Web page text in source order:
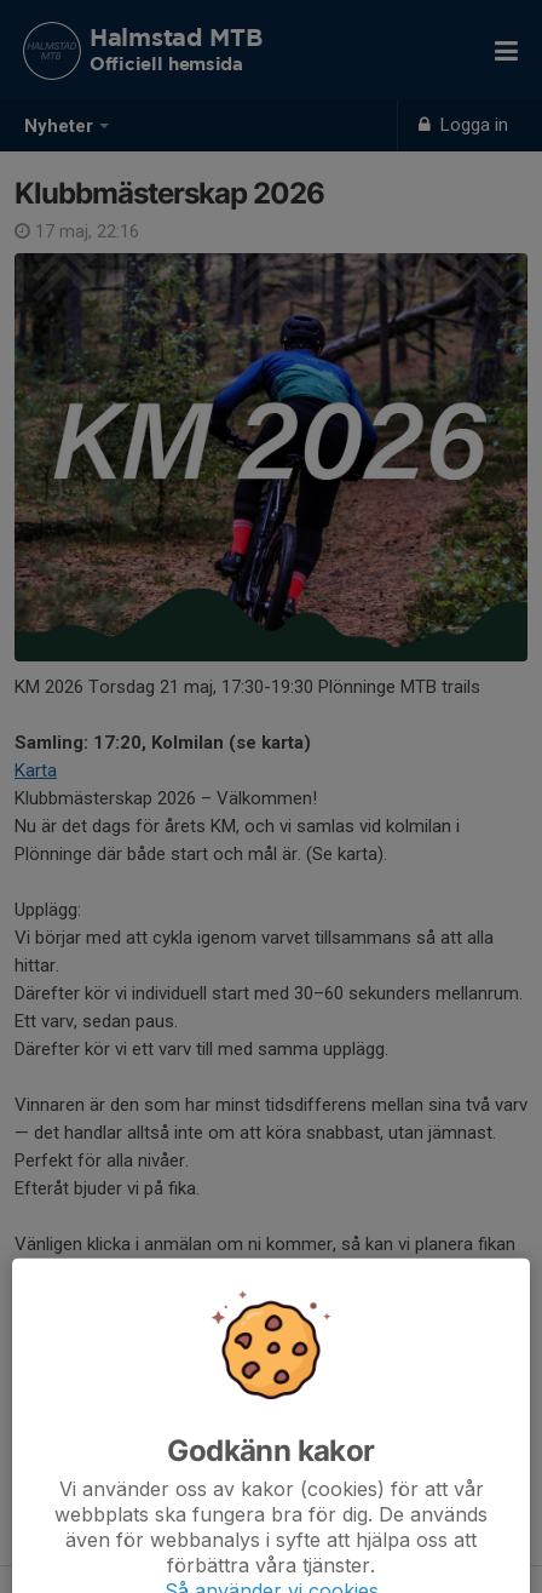
Nyheter Logga in
Halmstad MTB
Officiell hemsida
Klubbmästerskap 2026
17 maj, 22:16
KM 2026 Torsdag 21 maj, 17:30-19:30 Plönninge MTB trails
Samling: 17:20, Kolmilan (se karta)
Karta
Klubbmästerskap 2026 – Välkommen!
Nu är det dags för årets KM, och vi samlas vid kolmilan i
Plönninge där både start och mål är. (Se karta).
Upplägg:
Vi börjar med att cykla igenom varvet tillsammans så att alla
hittar.
Därefter kör vi individuell start med 30–60 sekunders mellanrum.
Ett varv, sedan paus.
Därefter kör vi ett varv till med samma upplägg.
Vinnaren är den som har minst tidsdifferens mellan sina två varv
— det handlar alltså inte om att köra snabbast, utan jämnast.
Perfekt för alla nivåer.
Efteråt bjuder vi på fika.
Vänligen klicka i anmälan om ni kommer, så kan vi planera fikan
Tidigare nyheter
Godkänn kakor
Vi använder oss av kakor (cookies) för att vår
webbplats ska fungera bra för dig. De används
även för webbanalys i syfte att hjälpa oss att
förbättra våra tjänster.